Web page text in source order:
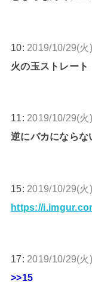
10: 2019/10/29(
火の玉ストレート
11: 2019/10/29(
逆にバカにならな
15: 2019/10/29(
https://
17: 2019/10/29(
>>15